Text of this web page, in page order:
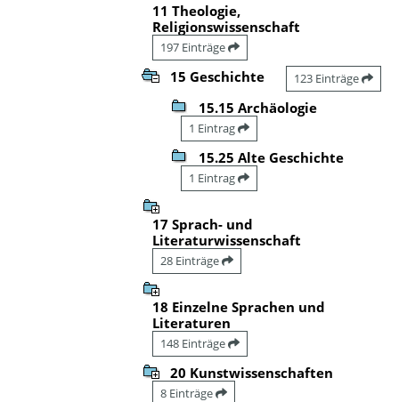
11 Theologie,
Religionswissenschaft
197 Einträge
15 Geschichte 123 Einträge
15.15 Archäologie
1 Eintrag
15.25 Alte Geschichte
1 Eintrag
17 Sprach- und
Literaturwissenschaft
28 Einträge
18 Einzelne Sprachen und
Literaturen
148 Einträge
20 Kunstwissenschaften
8 Einträge